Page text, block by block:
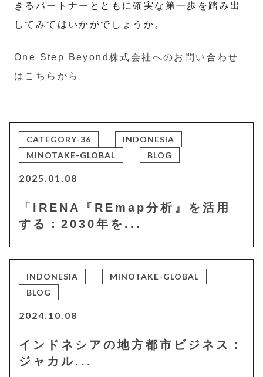
きるパートナーとともに確実な第一歩を踏み出
してみてはいかがでしょうか。
One Step Beyond株式会社へのお問い合わせ
はこちらから
CATEGORY-36
INDONESIA
MINOTAKE-GLOBAL
BLOG
2025.01.08
「IRENA『REmap分析』を活用
する：2030年を...
INDONESIA
MINOTAKE-GLOBAL
BLOG
2024.10.08
インドネシアの地方都市ビジネス：
ジャカル...